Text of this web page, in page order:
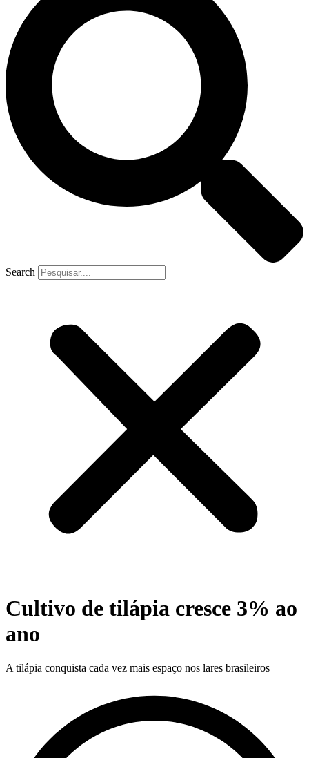
Search
Cultivo de tilápia cresce 3% ao
ano
A tilápia conquista cada vez mais espaço nos lares brasileiros